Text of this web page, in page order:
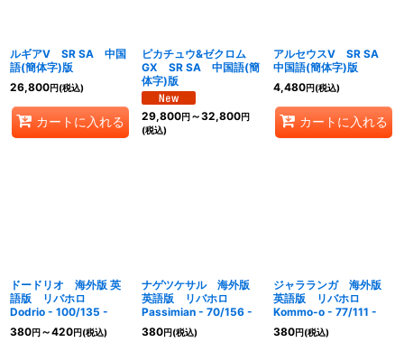
ルギアV SR SA 中国
語(簡体字)版
26,800円(税込)
カートに入れる
ピカチュウ&ゼクロム
GX SR SA 中国語(簡
体字)版
29,800円～32,800円
(税込)
アルセウスV SR SA
中国語(簡体字)版
4,480円(税込)
カートに入れる
ドードリオ 海外版 英
語版 リバホロ
Dodrio - 100/135 -
380円～420円(税込)
ナゲツケサル 海外版
英語版 リバホロ
Passimian - 70/156 -
380円(税込)
ジャラランガ 海外版
英語版 リバホロ
Kommo-o - 77/111 -
380円(税込)